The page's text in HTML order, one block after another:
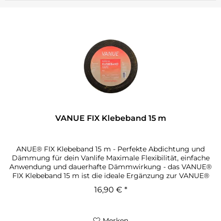
VANUE FIX Klebeband 15 m
ANUE® FIX Klebeband 15 m - Perfekte Abdichtung und
Dämmung für dein Vanlife Maximale Flexibilität, einfache
Anwendung und dauerhafte Dämmwirkung - das VANUE®
FIX Klebeband 15 m ist die ideale Ergänzung zur VANUE®
Insulate Dämmplatte und...
16,90 € *